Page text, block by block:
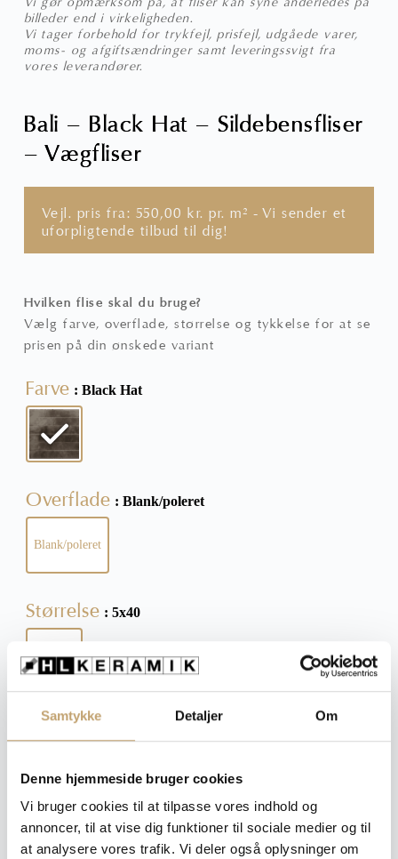
Samtykke Detaljer Om
Denne hjemmeside bruger cookies
Vi bruger cookies til at tilpasse vores indhold og
annoncer, til at vise dig funktioner til sociale medier og til
at analysere vores trafik. Vi deler også oplysninger om
billeder end i virkeligheden.
Vi tager forbehold for trykfejl, prisfejl, udgåede varer,
moms- og afgiftsændringer samt leveringssvigt fra
vores leverandører.
Bali – Black Hat – Sildebensfliser
– Vægfliser
Vejl. pris fra: 550,00kr. pr. m² - Vi sender et
uforpligtende tilbud til dig!
Hvilken flise skal du bruge?
Vælg farve, overflade, størrelse og tykkelse for at se
prisen på din ønskede variant
Farve : Black Hat
Overflade : Blank/poleret
Blank/poleret
Størrelse : 5x40
5x40
Tykkelse
Ryd